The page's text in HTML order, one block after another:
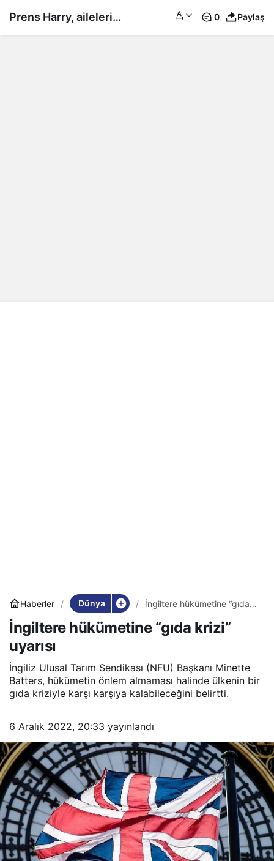
Haberler Dünya
İngiltere hükümetine “gıda
İngiltere hükümetine “gıda krizi”
uyarısı
İngiliz Ulusal Tarım Sendikası (NFU) Başkanı Minette
Batters, hükümetin önlem almaması halinde ülkenin bir
gıda kriziyle karşı karşıya kalabileceğini belirtti.
6 Aralık 2022, 20:33 yayınlandı
Prens Harry, ailelerini 0 Paylaş